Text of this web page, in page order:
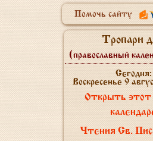
Помочь сайту
Тропари
(православный
Сегодня:
Воскресенье 9
Открыть этот
Чтения Св.